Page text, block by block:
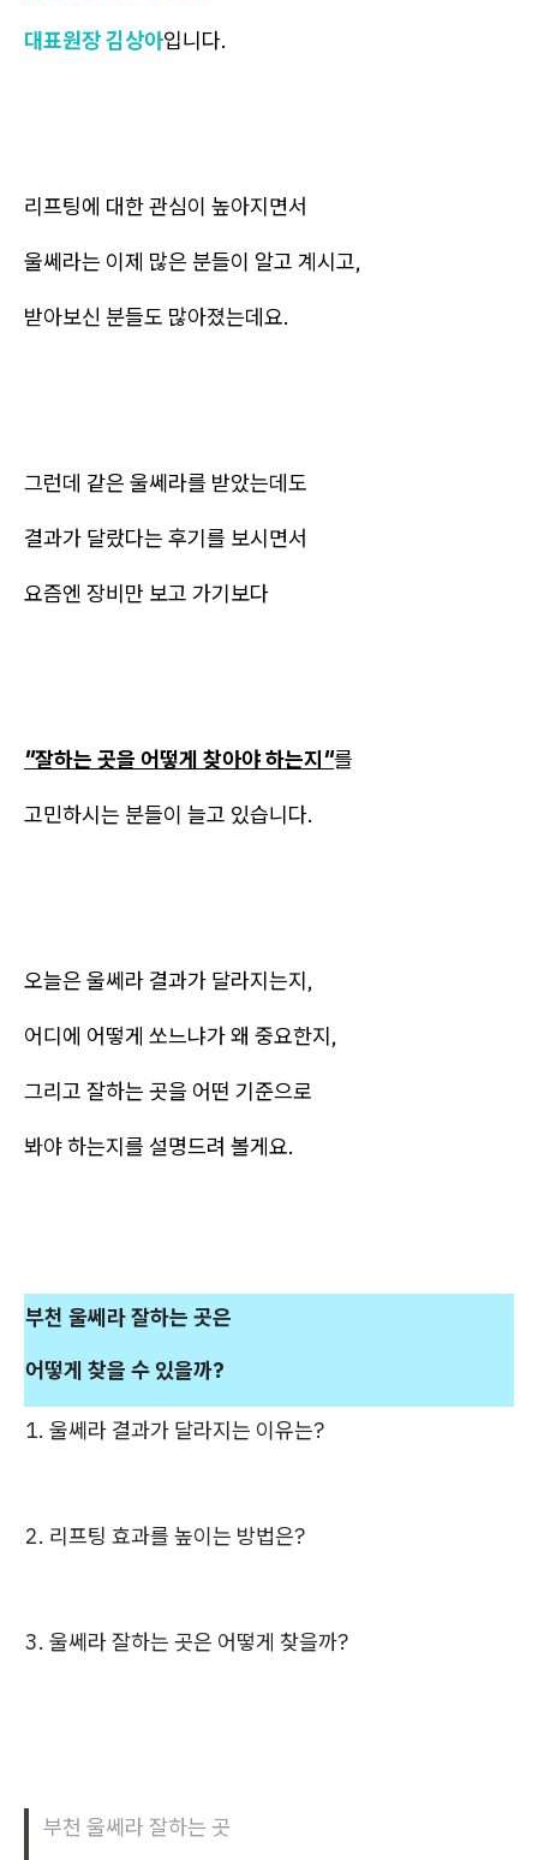
대표원장 김상아입니다.
리프팅에 대한 관심이 높아지면서
울쎄라는 이제 많은 분들이 알고 계시고,
받아보신 분들도 많아졌는데요.
그런데 같은 울쎄라를 받았는데도
결과가 달랐다는 후기를 보시면서
요즘엔 장비만 보고 가기보다
"잘하는 곳을 어떻게 찾아야 하는지"를
고민하시는 분들이 늘고 있습니다.
오늘은 울쎄라 결과가 달라지는지,
어디에 어떻게 쏘느냐가 왜 중요한지,
그리고 잘하는 곳을 어떤 기준으로
봐야 하는지를 설명드려 볼게요.
부천 울쎄라 잘하는 곳은
어떻게 찾을 수 있을까?
1. 울쎄라 결과가 달라지는 이유는?
2. 리프팅 효과를 높이는 방법은?
3. 울쎄라 잘하는 곳은 어떻게 찾을까?
부천 울쎄라 잘하는 곳